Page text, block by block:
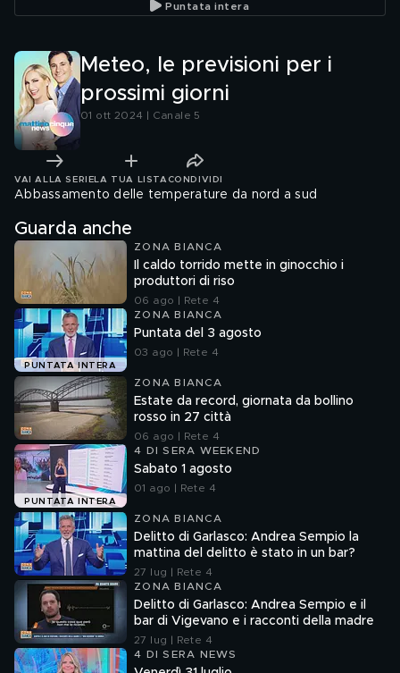
Puntata intera
Meteo, le previsioni per i
prossimi giorni
01 ott 2024 | Canale 5
VAI ALLA SERIE LA TUA LISTA CONDIVIDI
Abbassamento delle temperature da nord a sud
Guarda anche
ZONA BIANCA
Il caldo torrido mette in ginocchio i
produttori di riso
06 ago | Rete 4
PUNTATA INTERA
ZONA BIANCA
Puntata del 3 agosto
03 ago | Rete 4
ZONA BIANCA
Estate da record, giornata da bollino
rosso in 27 città
06 ago | Rete 4
PUNTATA INTERA
4 DI SERA WEEKEND
Sabato 1 agosto
01 ago | Rete 4
ZONA BIANCA
Delitto di Garlasco: Andrea Sempio la
mattina del delitto è stato in un bar?
27 lug | Rete 4
ZONA BIANCA
Delitto di Garlasco: Andrea Sempio e il
bar di Vigevano e i racconti della madre
27 lug | Rete 4
4 DI SERA NEWS